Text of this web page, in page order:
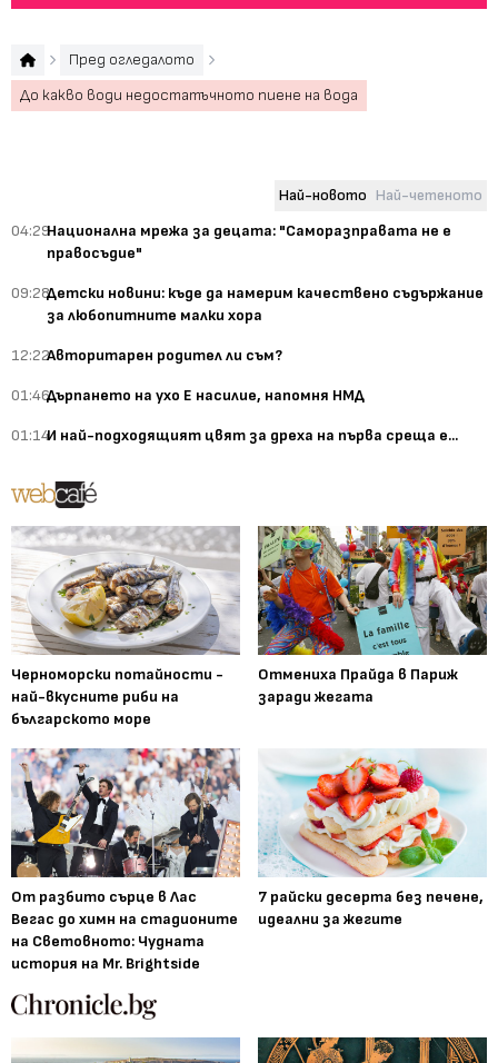
Пред огледалото
До какво води недостатъчното пиене на вода
Най-новото Най-четеното
04:29Национална мрежа за децата: "Саморазправата не е
правосъдие"
09:28Детски новини: къде да намерим качествено съдържание
за любопитните малки хора
12:22Авторитарен родител ли съм?
01:46Дърпането на ухо Е насилие, напомня НМД
01:14И най-подходящият цвят за дреха на първа среща е...
Черноморски потайности -
най-вкусните риби на
българското море
Отмениха Прайда в Париж
заради жегата
От разбито сърце в Лас
Вегас до химн на стадионите
на Световното: Чудната
история на Mr. Brightside
7 райски десерта без печене,
идеални за жегите